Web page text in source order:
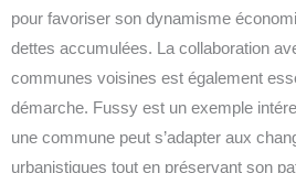
pour favoriser son dynamisme
dettes accumulées. La collaboration
communes voisines est également
démarche. Fussy est un exemple
une commune peut s’adapter aux
urbanistiques tout en préservant son